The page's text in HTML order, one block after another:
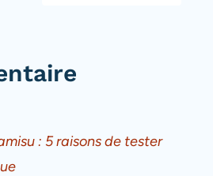
: 5 raisons de tester